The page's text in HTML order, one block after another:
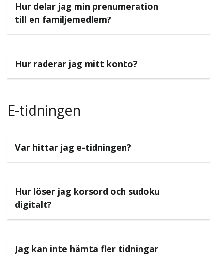
Hur delar jag min prenumeration
till en familjemedlem?
Hur raderar jag mitt konto?
E-tidningen
Var hittar jag e-tidningen?
Hur löser jag korsord och sudoku
digitalt?
Jag kan inte hämta fler tidningar